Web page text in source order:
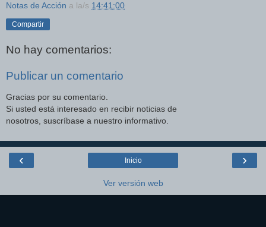
Notas de Acción a la/s 14:41:00
Compartir
No hay comentarios:
Publicar un comentario
Gracias por su comentario.
Si usted está interesado en recibir noticias de
nosotros, suscríbase a nuestro informativo.
‹ ›
Inicio
Ver versión web